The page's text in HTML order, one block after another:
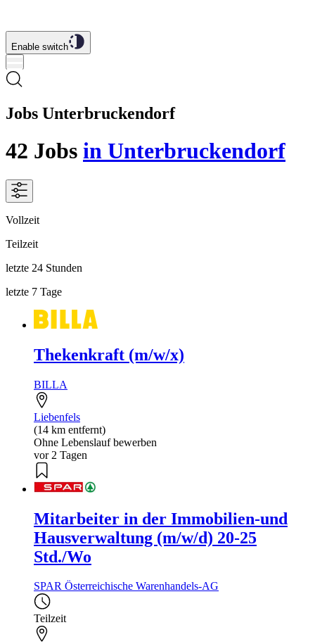
Enable switch
Jobs Unterbruckendorf
42 Jobs in Unterbruckendorf
Vollzeit
Teilzeit
letzte 24 Stunden
letzte 7 Tage
Thekenkraft (m/w/x)
BILLA
Liebenfels
(14 km entfernt)
Ohne Lebenslauf bewerben
vor 2 Tagen
Mitarbeiter in der Immobilien-und
Hausverwaltung (m/w/d) 20-25
Std./Wo
SPAR Österreichische Warenhandels-AG
Teilzeit